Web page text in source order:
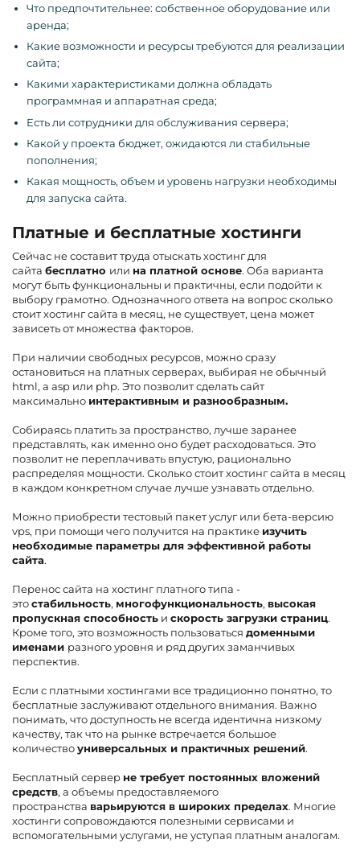
Что предпочтительнее: собственное оборудование или
аренда;
Какие возможности и ресурсы требуются для реализации
сайта;
Какими характеристиками должна обладать
программная и аппаратная среда;
Есть ли сотрудники для обслуживания сервера;
Какой у проекта бюджет, ожидаются ли стабильные
пополнения;
Какая мощность, объем и уровень нагрузки необходимы
для запуска сайта.
Платные и бесплатные хостинги
Сейчас не составит труда отыскать хостинг для
сайта бесплатно или на платной основе. Оба варианта
могут быть функциональны и практичны, если подойти к
выбору грамотно. Однозначного ответа на вопрос сколько
стоит хостинг сайта в месяц, не существует, цена может
зависеть от множества факторов.
При наличии свободных ресурсов, можно сразу
остановиться на платных серверах, выбирая не обычный
html, а asp или php. Это позволит сделать сайт
максимально интерактивным и разнообразным.
Собираясь платить за пространство, лучше заранее
представлять, как именно оно будет расходоваться. Это
позволит не переплачивать впустую, рационально
распределяя мощности. Сколько стоит хостинг сайта в месяц
в каждом конкретном случае лучше узнавать отдельно.
Можно приобрести тестовый пакет услуг или бета-версию
vps, при помощи чего получится на практике изучить
необходимые параметры для эффективной работы
сайта.
Перенос сайта на хостинг платного типа -
этостабильность, многофункциональность, высокая
пропускная способность и скорость загрузки страниц.
Кроме того, это возможность пользоваться доменными
именами разного уровня и ряд других заманчивых
перспектив.
Если с платными хостингами все традиционно понятно, то
бесплатные заслуживают отдельного внимания. Важно
понимать, что доступность не всегда идентична низкому
качеству, так что на рынке встречается большое
количествоуниверсальных и практичных решений.
Бесплатный сервер не требует постоянных вложений
средств, а объемы предоставляемого
пространства варьируются в широких пределах. Многие
хостинги сопровождаются полезными сервисами и
вспомогательными услугами, не уступая платным аналогам.